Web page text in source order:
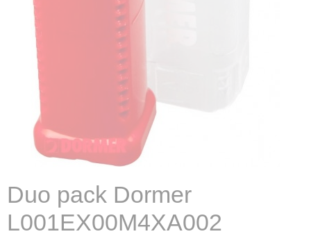
Duo pack Dormer
L001EX00M4XA002